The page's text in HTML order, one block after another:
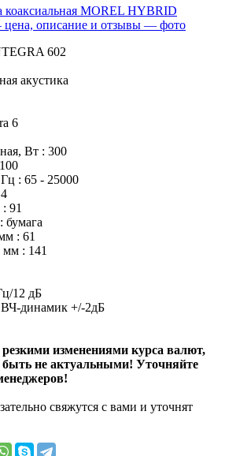
602
акустика
6
Вт : 300
: 65 - 25000
91
бумага
: 61
: 141
12 дБ
ВЧ-динамик +/-2дБ
изменениями курса валют,
быть не актуальными! Уточняйте
свяжутся с вами и уточнят